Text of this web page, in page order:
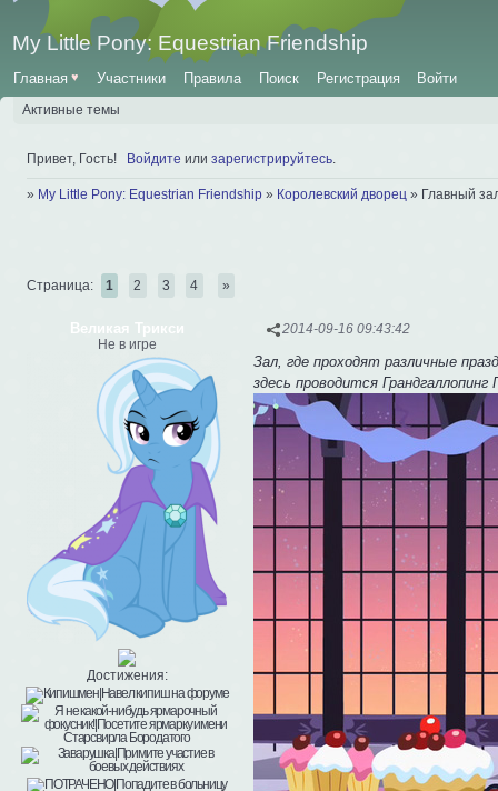
My Little Pony: Equestrian Friendship
Главная ♥ Участники Правила Поиск Регистрация Войти
Активные темы
Привет, Гость! Войдите или зарегистрируйтесь
» My Little Pony: Equestrian Friendship » Королевский дворец » Главный
Страница: 1 2 3 4 »
2014-09-16 09:43:42
Великая Трикси
Не в игре
Достижения:
Зал, где проходят различные
здесь проводится Грандгаллопинг